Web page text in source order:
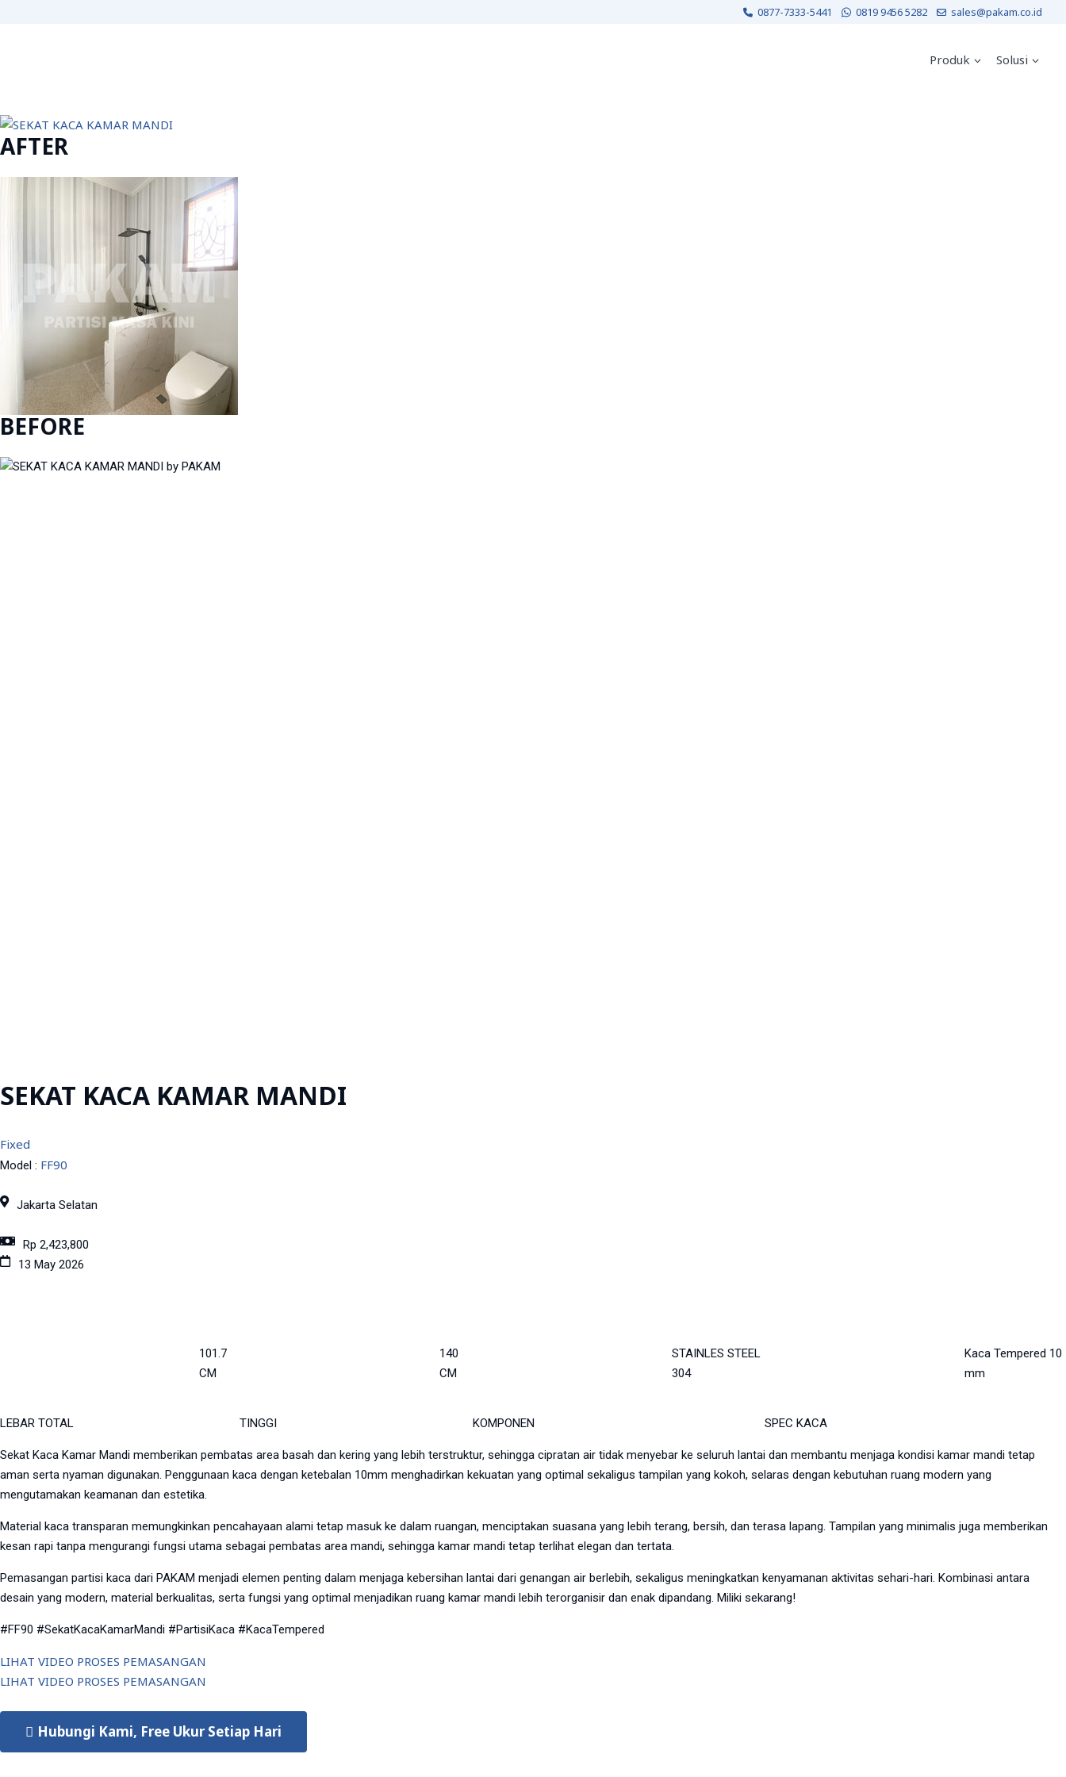
0877-7333-5441 0819 9456 5282 sales@pakam.co.id
Produk Solusi
AFTER
BEFORE
SEKAT KACA KAMAR MANDI
Fixed
Model : FF90
Jakarta Selatan
Rp 2,423,800
13 May 2026
LEBAR TOTAL
101.7
CM
TINGGI
140
CM
KOMPONEN
STAINLES STEEL
304
SPEC KACA
Kaca Tempered 10
mm
Sekat Kaca Kamar Mandi memberikan pembatas area basah dan kering yang lebih terstruktur, sehingga cipratan air tidak menyebar ke seluruh lantai dan membantu menjaga kondisi kamar mandi tetap
aman serta nyaman digunakan. Penggunaan kaca dengan ketebalan 10mm menghadirkan kekuatan yang optimal sekaligus tampilan yang kokoh, selaras dengan kebutuhan ruang modern yang
mengutamakan keamanan dan estetika.
Material kaca transparan memungkinkan pencahayaan alami tetap masuk ke dalam ruangan, menciptakan suasana yang lebih terang, bersih, dan terasa lapang. Tampilan yang minimalis juga memberikan
kesan rapi tanpa mengurangi fungsi utama sebagai pembatas area mandi, sehingga kamar mandi tetap terlihat elegan dan tertata.
Pemasangan partisi kaca dari PAKAM menjadi elemen penting dalam menjaga kebersihan lantai dari genangan air berlebih, sekaligus meningkatkan kenyamanan aktivitas sehari-hari. Kombinasi antara
desain yang modern, material berkualitas, serta fungsi yang optimal menjadikan ruang kamar mandi lebih terorganisir dan enak dipandang. Miliki sekarang!
#FF90 #SekatKacaKamarMandi #PartisiKaca #KacaTempered
LIHAT VIDEO PROSES PEMASANGAN
LIHAT VIDEO PROSES PEMASANGAN
Hubungi Kami, Free Ukur Setiap Hari